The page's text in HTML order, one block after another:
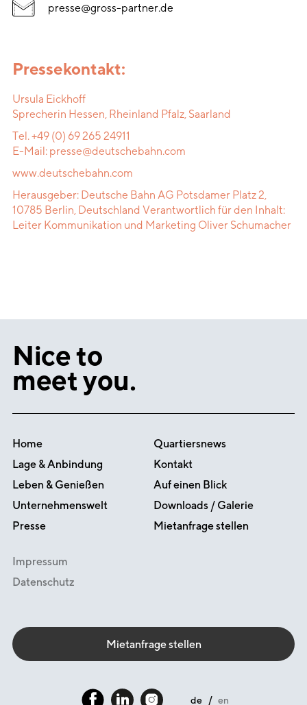
presse@gross-partner.de
Pressekontakt:
Ursula Eickhoff
Sprecherin Hessen, Rheinland Pfalz, Saarland
Tel.+49 (0) 69 265 24911
E-Mail: presse@deutschebahn.com
www.deutschebahn.com
Herausgeber: Deutsche Bahn AG Potsdamer Platz 2,
10785 Berlin, Deutschland Verantwortlich für den Inhalt:
Leiter Kommunikation und Marketing Oliver Schumacher
Niceto
meetyou.
Home
Lage & Anbindung
Leben & Genießen
Unternehmenswelt
Presse
Quartiersnews
Kontakt
Auf einen Blick
Downloads / Galerie
Mietanfrage stellen
Impressum
Datenschutz
de en
Mietanfrage stellen